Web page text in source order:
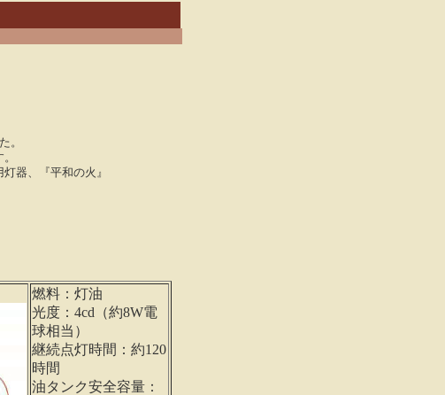
。
器、『平和の火』
燃料：灯油
光度：4cd（約8W電
球相当）
継続点灯時間：約120
時間
油タンク安全容量：